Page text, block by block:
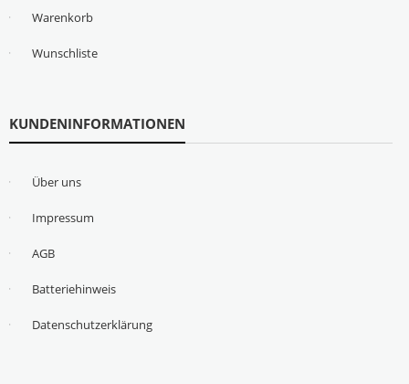
Warenkorb
Wunschliste
KUNDENINFORMATIONEN
Über uns
Impressum
AGB
Batteriehinweis
Datenschutzerklärung